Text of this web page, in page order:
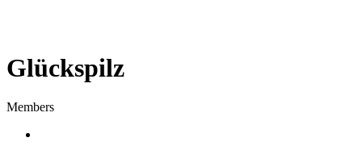
Glückspilz
Members